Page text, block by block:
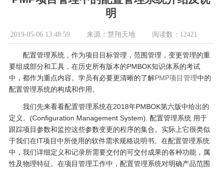
明
2019-05-06 13:48:59 来源：慧翔天地 阅读数：12421
配置管理系统，作为项目目标管理，范围管理，变更管理的重
要组成部分和工具，在历史所有版本的PMBOK知识体系的考试
中，都作为重点内容。学员有必要更清晰的了解PMP项目管理中的
配置管理系统的构成和作用。
我们先来看看配置管理系统在2018年PMBOK第六版中给出的
定义。(Configuration Management System). 配置管理系统 用于
跟踪项目参数和监控这些参数变更的程序的集合。实际上它很类似
于我们在IT项目中所使用的软件需求规格说明书。在配置管理系统
中，我们详细定义和记录所需要交付的可交付成果的各种功能，属
性及物理特征。在项目管理工作中，配置管理系统对明确产品范围